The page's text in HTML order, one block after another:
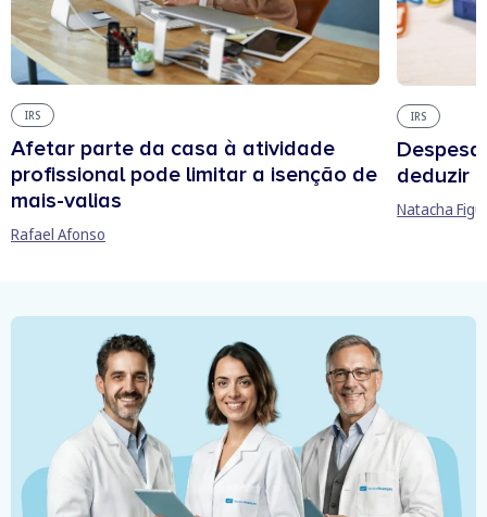
IRS
Afetar parte da casa à atividade
profissional pode limitar a isenção de
mais-valias
Rafael Afonso
IRS
deduzir
Natacha